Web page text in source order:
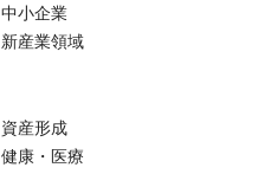
中小企業
新産業領域
資産形成
健康・医療